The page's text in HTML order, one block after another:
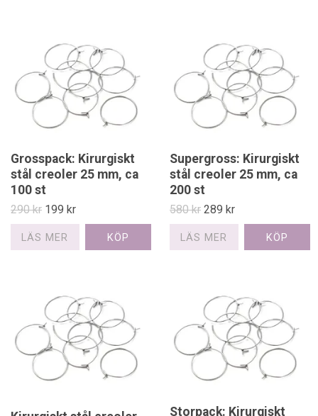
Grosspack: Kirurgiskt
stål creoler 25 mm, ca
100 st
290 kr 199 kr
LÄS MER
Supergross: Kirurgiskt
stål creoler 25 mm, ca
200 st
580 kr 289 kr
LÄS MER
Storpack: Kirurgiskt